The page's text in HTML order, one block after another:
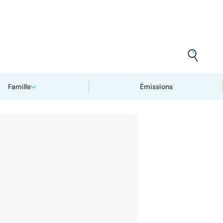
Famille Émissions